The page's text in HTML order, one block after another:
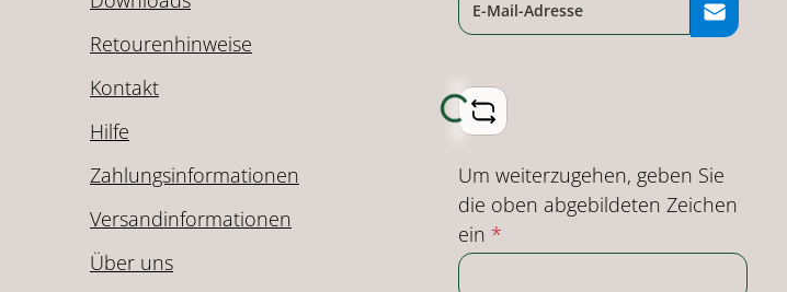
Retourenhinweise
Kontakt
Hilfe
Zahlungsinformationen
Versandinformationen
Über uns
Loading...
Um weiterzugehen, geben Sie
die oben abgebildeten Zeichen
ein *